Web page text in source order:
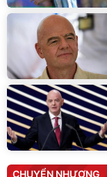
CHUYỂN NHƯỢNG